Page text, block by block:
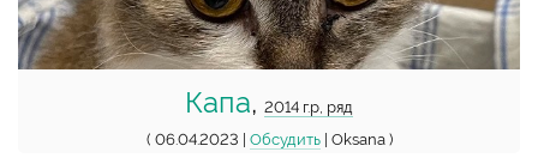
Капа, 2014 г.р, ряд
( 06.04.2023 | Обсудить| Oksana )